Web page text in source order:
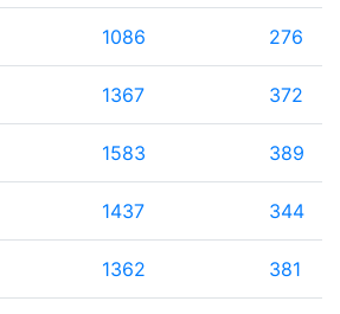
1086 276
1367 372
1583 389
1437 344
1362 381